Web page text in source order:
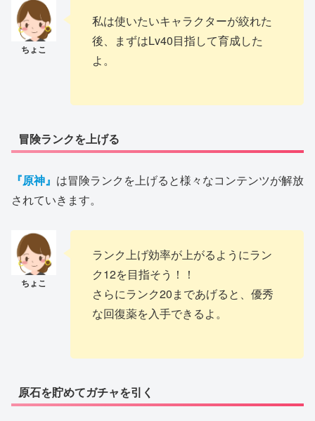
私は使いたいキャラクターが絞れた
後、まずはLv40目指して育成した
よ。
冒険ランクを上げる
『原神』 は冒険ランクを上げると様々なコンテンツが解放
されていきます。
ランク上げ効率が上がるようにラン
ク12を目指そう！！
さらにランク20まであげると、優秀
な回復薬を入手できるよ。
原石を貯めてガチャを引く